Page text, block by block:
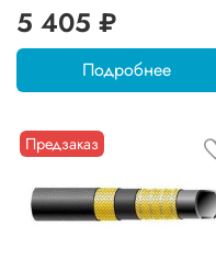
5 405 ₽
Подробнее
Предзаказ